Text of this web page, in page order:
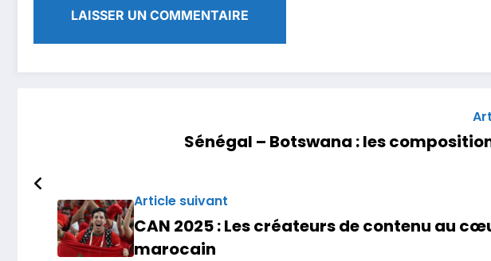
Sénégal – Botswana : les
Article suivant
CAN 2025 : Les créateurs de contenu au
marocain